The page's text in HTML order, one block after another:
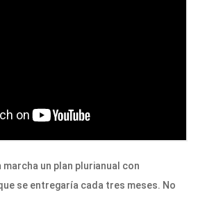
un plan plurianual con
se entregaría cada tres meses. No